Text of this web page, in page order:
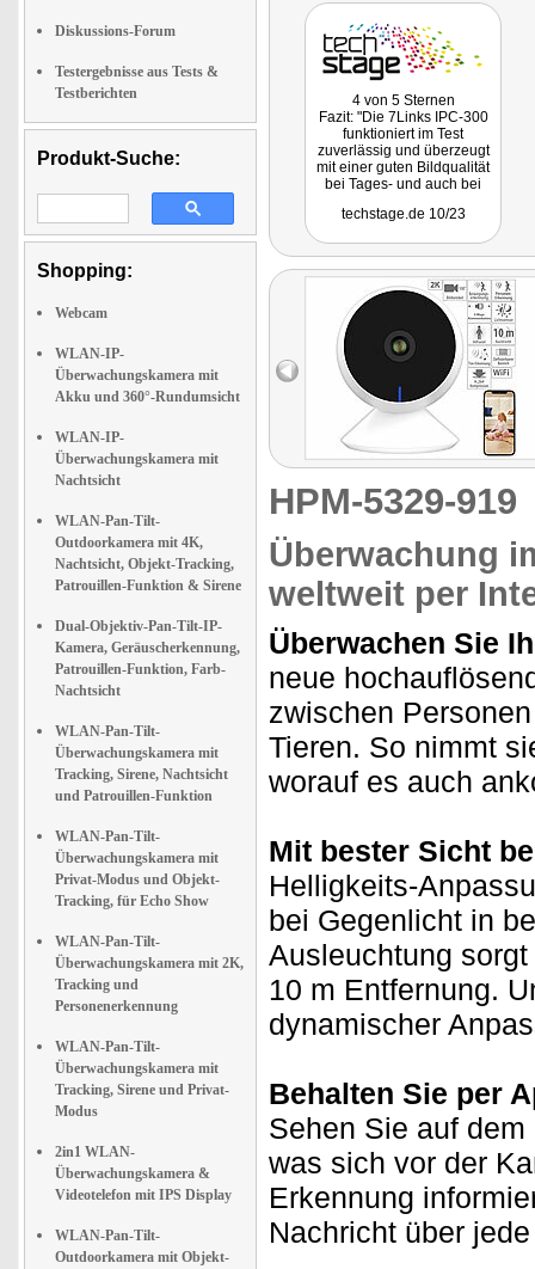
Diskussions-Forum
Testergebnisse aus Tests &
Testberichten
Produkt-Suche:
Shopping:
Webcam
WLAN-IP-
Überwachungskamera mit
Akku und 360°-Rundumsicht
WLAN-IP-
Überwachungskamera mit
Nachtsicht
WLAN-Pan-Tilt-
Outdoorkamera mit 4K,
Nachtsicht, Objekt-Tracking,
Patrouillen-Funktion & Sirene
Dual-Objektiv-Pan-Tilt-IP-
Kamera, Geräuscherkennung,
Patrouillen-Funktion, Farb-
Nachtsicht
WLAN-Pan-Tilt-
Überwachungskamera mit
Tracking, Sirene, Nachtsicht
und Patrouillen-Funktion
WLAN-Pan-Tilt-
Überwachungskamera mit
Privat-Modus und Objekt-
Tracking, für Echo Show
WLAN-Pan-Tilt-
Überwachungskamera mit 2K,
Tracking und
Personenerkennung
WLAN-Pan-Tilt-
Überwachungskamera mit
Tracking, Sirene und Privat-
Modus
2in1 WLAN-
Überwachungskamera &
Videotelefon mit IPS Display
WLAN-Pan-Tilt-
Outdoorkamera mit Objekt-
4 von 5 Sternen
Fazit: "Die 7Links IPC-300
funktioniert im Test
zuverlässig und überzeugt
mit einer guten Bildqualität
bei Tages- und auch bei
auch die intuitive
Plattform. Damit lässt sie
sich mit anderen Smart-
Home-Komponenten für
Automatisierungen nutzen.
Positiv ist auch, dass sie
sich dank Onvif-Support mit
Dritthersteller-Lösungen
wie Synology Surveillance
Station nutzen lässt."
techstage.de 10/23
HPM-5329-
Überwachung
weltweit per
Überwachen Sie
neue
zwischen
Tieren. So nimmt
worauf es auch
Mit bester Sicht
Helligkeits-
bei Gegenlicht in
Ausleuchtung
10 m Entfernung.
dynamischer
Behalten Sie per
Sehen Sie auf
was sich vor der
Erkennung
Nachricht über